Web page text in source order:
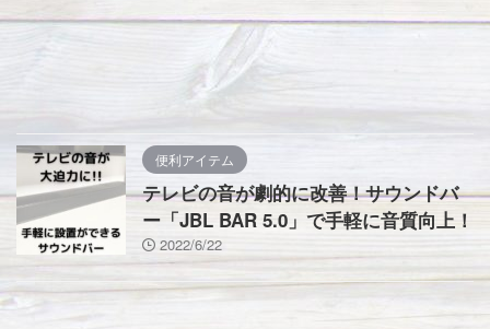
便利アイテム
テレビの音が劇的に改善！サウンドバ
ー「JBL BAR 5.0」で手軽に音質向上！
2022/6/22